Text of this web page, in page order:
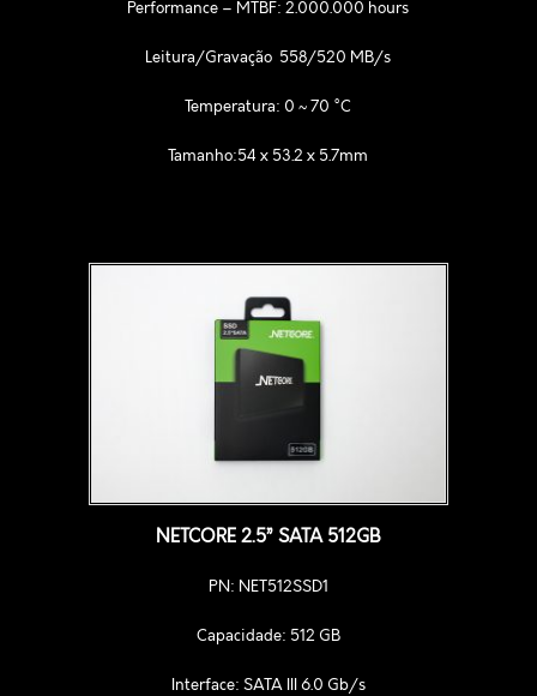
Performance – MTBF: 2.000.000 hours
Leitura/Gravação 558/520 MB/s
Temperatura: 0 ~ 70 °C
Tamanho:54 x 53.2 x 5.7mm
NETCORE 2.5” SATA 512GB
PN: NET512SSD1
Capacidade: 512 GB
Interface: SATA III 6.0 Gb/s